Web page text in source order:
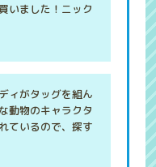
いました！ニック
ィがタッグを組ん
動物のキャラクタ
ているので、探す